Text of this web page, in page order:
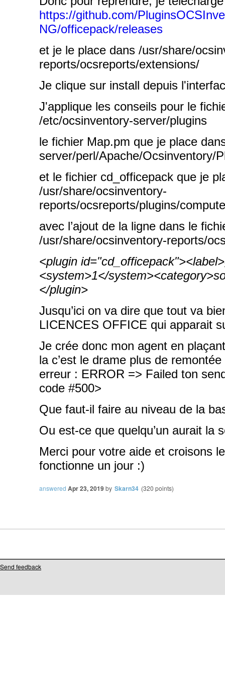
https://github.com/
NG/officepack/releases
et je le place dans /usr/share/
reports/ocsreports/extensions/
Je clique sur install depuis
J'applique les conseils pour le
/etc/ocsinventory-server/plugins
le fichier Map.pm que je place
server/perl/Apache/Ocsinventory/
et le fichier cd_officepack que je
/usr/share/ocsinventory-
reports/ocsreports/plugins/
avec l’ajout de la ligne dans le
/usr/share/ocsinventory-reports/
<plugin
<system>1</
</plugin>
Jusqu’ici on va dire que tout va
LICENCES OFFICE qui apparait
Je crée donc mon agent en
la c’est le drame plus de
erreur : ERROR => Failed ton
code #500>
Que faut-il faire au niveau de la
Ou est-ce que quelqu’un aurait la
Merci pour votre aide et croisons
fonctionne un jour :)
answered Apr 23, 2019by Skarn34 (320 points)
Send feedback